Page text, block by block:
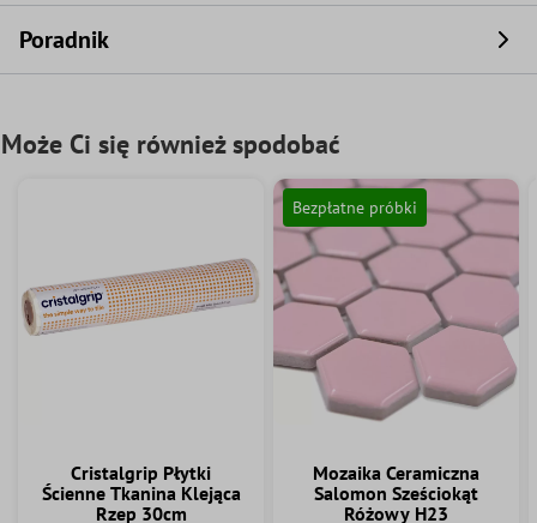
Poradnik
Może Ci się również spodobać
Cristalgrip Płytki
Ścienne Tkanina Klejąca
Rzep 30cm
Bezpłatne próbki
Mozaika Ceramiczna
Salomon Sześciokąt
Różowy H23